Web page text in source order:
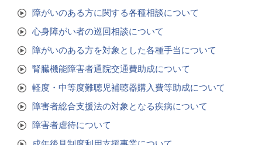
障がいのある方に関する各種相談について
心身障がい者の巡回相談について
障がいのある方を対象とした各種手当について
腎臓機能障害者通院交通費助成について
軽度・中等度難聴児補聴器購入費等助成について
障害者総合支援法の対象となる疾病について
障害者虐待について